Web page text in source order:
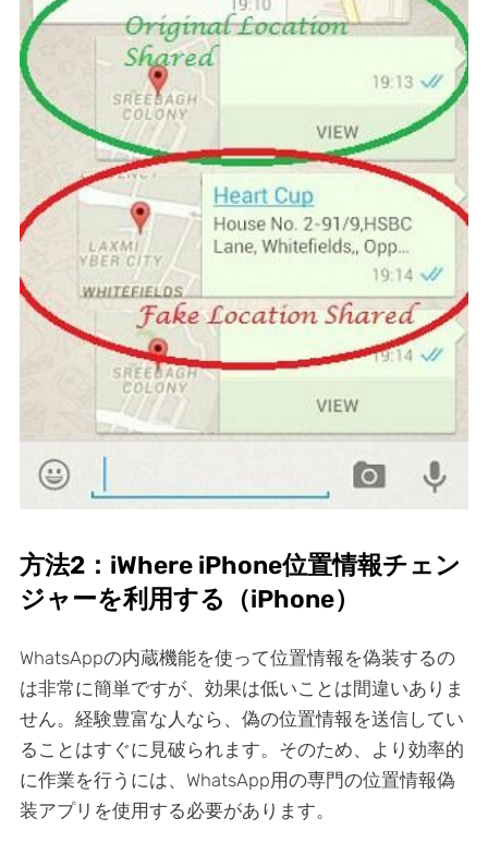
方法2：iWhere iPhone位置情報チェン
ジャーを利用する（iPhone）
WhatsAppの内蔵機能を使って位置情報を偽装するの
は非常に簡単ですが、効果は低いことは間違いありま
せん。経験豊富な人なら、偽の位置情報を送信してい
ることはすぐに見破られます。そのため、より効率的
に作業を行うには、WhatsApp用の専門の位置情報偽
装アプリを使用する必要があります。